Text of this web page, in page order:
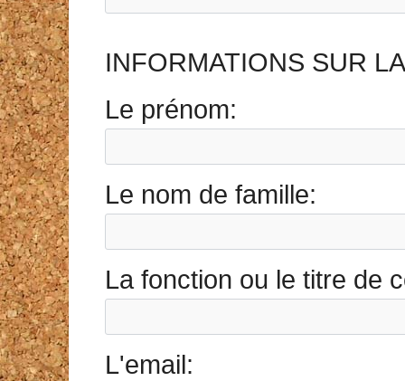
INFORMATIONS SUR
Le prénom:
Le nom de famille:
La fonction ou le titre de
L'email: